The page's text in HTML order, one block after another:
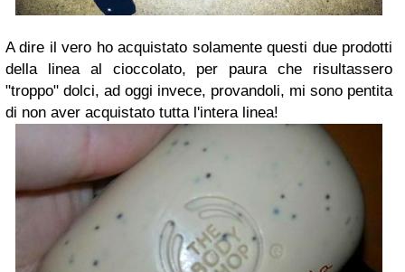
A dire il vero ho acquistato solamente questi due prodotti
della linea al cioccolato, per paura che risultassero
"troppo" dolci, ad oggi invece, provandoli, mi sono pentita
di non aver acquistato tutta l'intera linea!